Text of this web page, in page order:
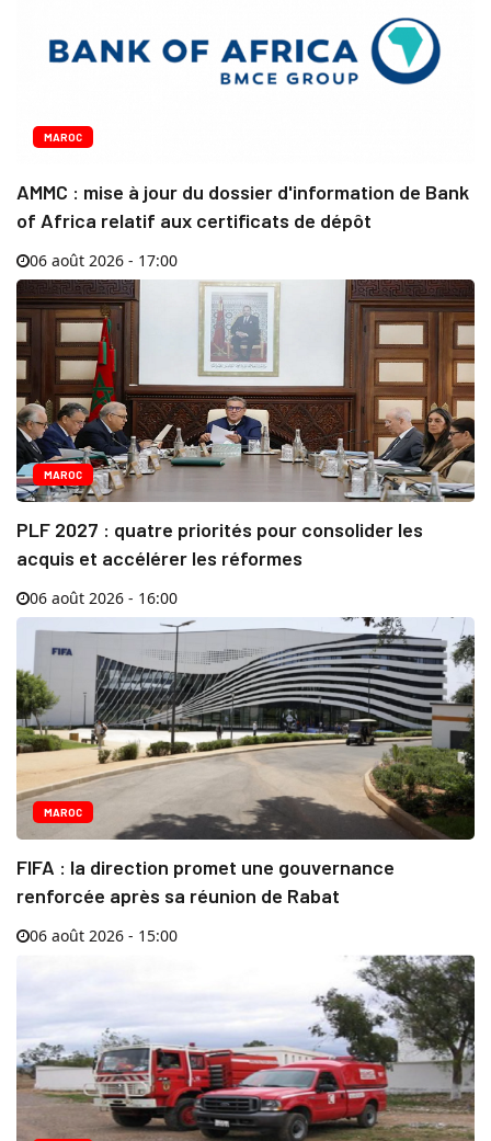
MAROC
AMMC : mise à jour du dossier d'information de Bank
of Africa relatif aux certificats de dépôt
06 août 2026 - 17:00
MAROC
PLF 2027 : quatre priorités pour consolider les
acquis et accélérer les réformes
06 août 2026 - 16:00
MAROC
FIFA : la direction promet une gouvernance
renforcée après sa réunion de Rabat
06 août 2026 - 15:00